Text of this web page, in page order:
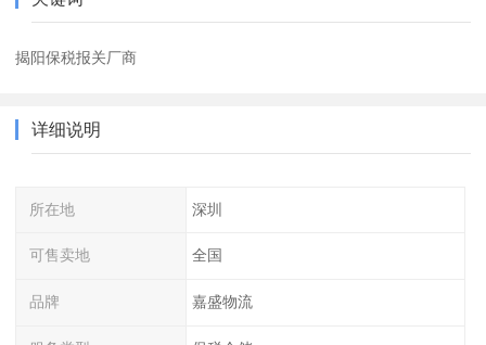
揭阳保税报关厂商
详细说明
所在地 深圳
可售卖地 全国
品牌 嘉盛物流